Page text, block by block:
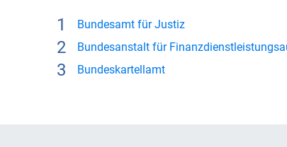
Bundesamt für Justiz
Bundesanstalt für
Bundeskartellamt